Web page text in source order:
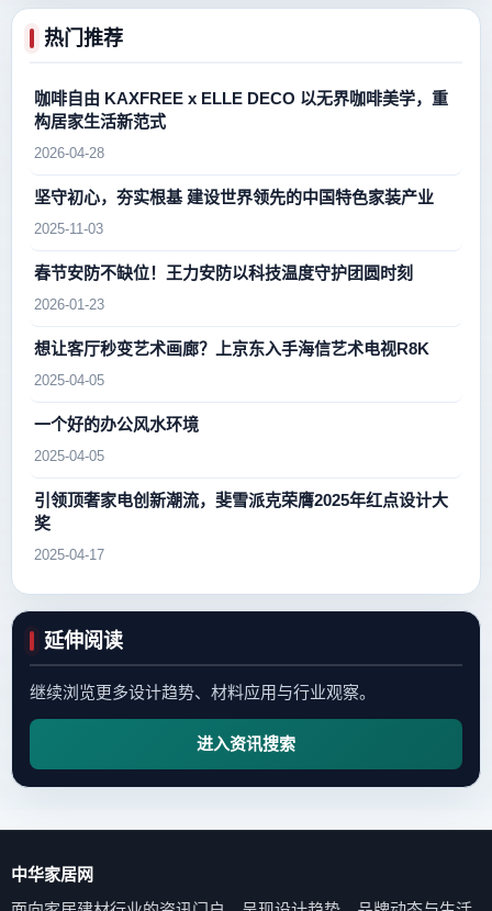
热门推荐
咖啡自由 KAXFREE x ELLE DECO 以无界咖啡美学，重
构居家生活新范式
2026-04-28
坚守初心，夯实根基 建设世界领先的中国特色家装产业
2025-11-03
春节安防不缺位！王力安防以科技温度守护团圆时刻
2026-01-23
想让客厅秒变艺术画廊？上京东入手海信艺术电视R8K
2025-04-05
一个好的办公风水环境
2025-04-05
引领顶奢家电创新潮流，斐雪派克荣膺2025年红点设计大
奖
2025-04-17
延伸阅读
继续浏览更多设计趋势、材料应用与行业观察。
进入资讯搜索
中华家居网